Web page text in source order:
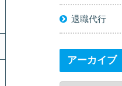
退職代行
アーカイブ